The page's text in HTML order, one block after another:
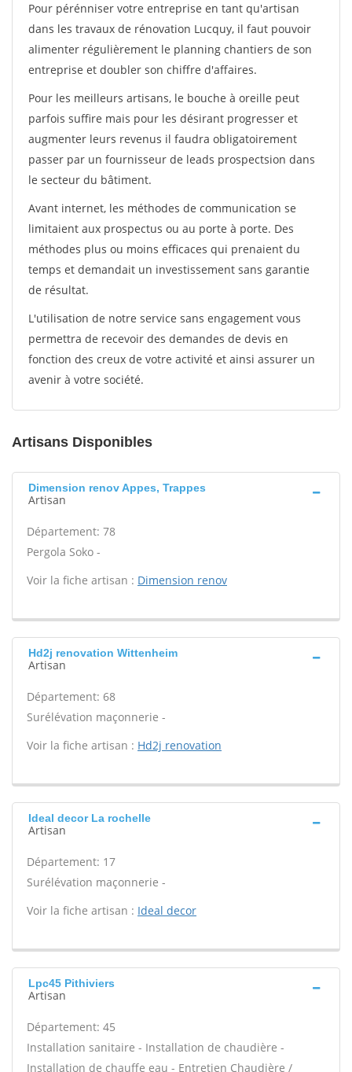
Pour pérénniser votre entreprise en tant qu'artisan
dans les travaux de rénovation Lucquy, il faut pouvoir
alimenter régulièrement le planning chantiers de son
entreprise et doubler son chiffre d'affaires.
Pour les meilleurs artisans, le bouche à oreille peut
parfois suffire mais pour les désirant progresser et
augmenter leurs revenus il faudra obligatoirement
passer par un fournisseur de leads prospectsion dans
le secteur du bâtiment.
Avant internet, les méthodes de communication se
limitaient aux prospectus ou au porte à porte. Des
méthodes plus ou moins efficaces qui prenaient du
temps et demandait un investissement sans garantie
de résultat.
L'utilisation de notre service sans engagement vous
permettra de recevoir des demandes de devis en
fonction des creux de votre activité et ainsi assurer un
avenir à votre société.
Artisans Disponibles
Dimension renov Appes, Trappes
Artisan
Département: 78
Pergola Soko -
Voir la fiche artisan : Dimension renov
Hd2j renovation Wittenheim
Artisan
Département: 68
Surélévation maçonnerie -
Voir la fiche artisan : Hd2j renovation
Ideal decor La rochelle
Artisan
Département: 17
Surélévation maçonnerie -
Voir la fiche artisan : Ideal decor
Lpc45 Pithiviers
Artisan
Département: 45
Installation sanitaire - Installation de chaudière -
Installation de chauffe eau - Entretien Chaudière /